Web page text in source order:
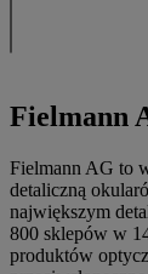
Fielmann
Fielmann AG to
detaliczną
największym
800 sklepów w
produktów